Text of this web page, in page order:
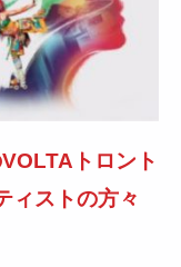
トロント
ィストの方々